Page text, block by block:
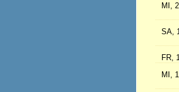
MI,
SA,
FR,
MI,